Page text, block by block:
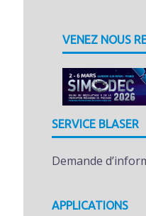
VENEZ NOUS
SERVICE BLASER
Demande
APPLICATIONS